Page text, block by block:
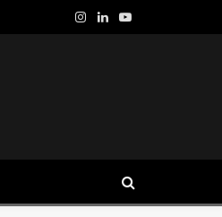
Instagram
LinkedInYouTube